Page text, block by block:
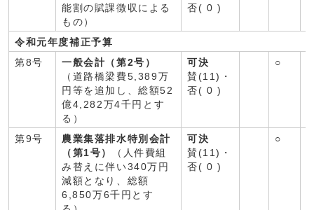
能割の賦課徴収による
もの）
否( 0 )
令和元年度補正予算
第8号
一般会計（第2号）
（道路橋梁費5,389万
円等を追加し、総額52
億4,282万4千円とす
る）
可決
賛(11)・
否( 0 )
○
第9号
農業集落排水特別会計
（第1号）
（人件費組
み替えに伴い340万円
減額となり、総額
6,850万6千円とす
可決
賛(11)・
否( 0 )
○